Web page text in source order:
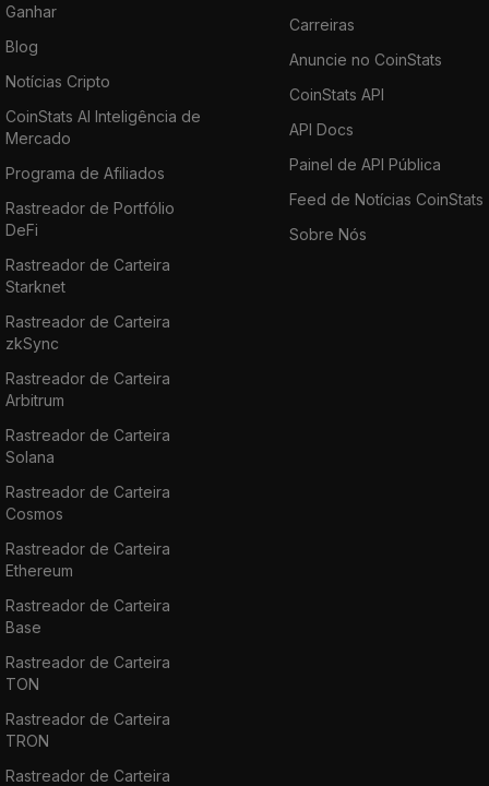
Ganhar
Blog
Notícias Cripto
CoinStats AI Inteligência de
Mercado
Programa de Afiliados
Rastreador de Portfólio
DeFi
Rastreador de Carteira
Starknet
Rastreador de Carteira
zkSync
Rastreador de Carteira
Arbitrum
Rastreador de Carteira
Solana
Rastreador de Carteira
Cosmos
Rastreador de Carteira
Ethereum
Rastreador de Carteira
Base
Rastreador de Carteira
TON
Rastreador de Carteira
TRON
Rastreador de Carteira
Carreiras
Anuncie no CoinStats
CoinStats API
API Docs
Painel de API Pública
Feed de Notícias CoinStats
Sobre Nós